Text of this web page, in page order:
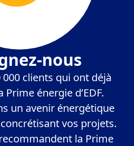
nous
clients qui ont déjà
énergie d’EDF.
un avenir énergétique
vos projets.
la Prime